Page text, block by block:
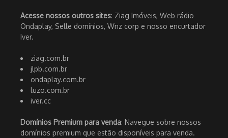
Acesse nossos outros sites: Ziag Imóveis, Web rádio
Ondaplay, Selle domínios, Wnz corp e nosso encurtador
Iver.
ziag.com.br
jlpb.com.br
ondaplay.com.br
luzo.com.br
iver.cc
Domínios Premium para venda: Navegue sobre nossos
domínios premium que estão disponíveis para venda.